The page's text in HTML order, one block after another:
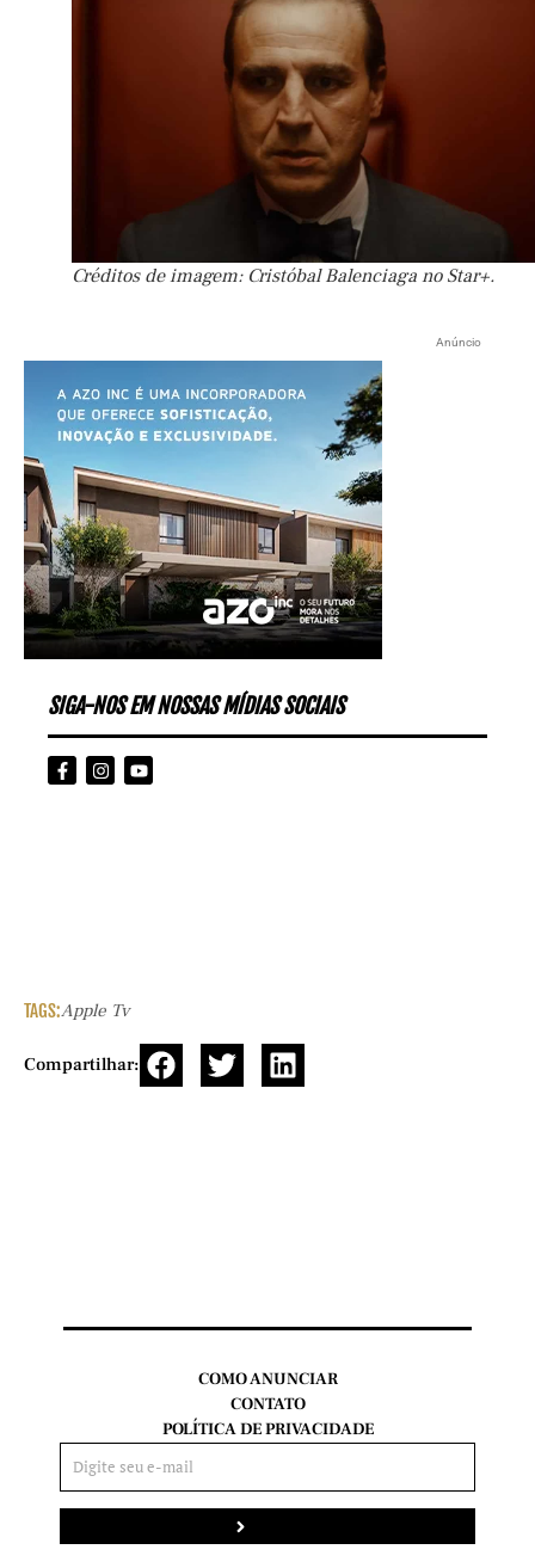
Créditos de imagem: Cristóbal Balenciaga no Star+.
Anúncio
SIGA-NOS EM NOSSAS MÍDIAS SOCIAIS
TAGS:Apple Tv
Compartilhar:
COMO ANUNCIAR
CONTATO
POLÍTICA DE PRIVACIDADE